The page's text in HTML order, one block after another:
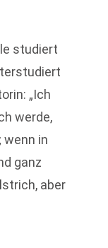
studiert
„Ich
werde,
in
ganz
aber